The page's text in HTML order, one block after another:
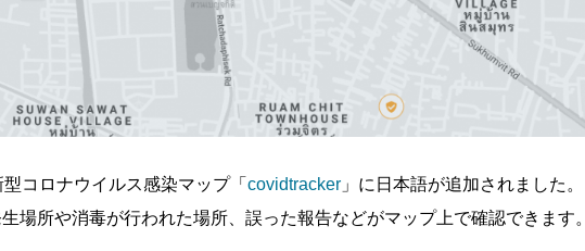
コロナウイルス感染マップ「 covidtracker 」に日本語が追加されました。
場所や消毒が行われた場所、誤った報告などがマップ上で確認できます。